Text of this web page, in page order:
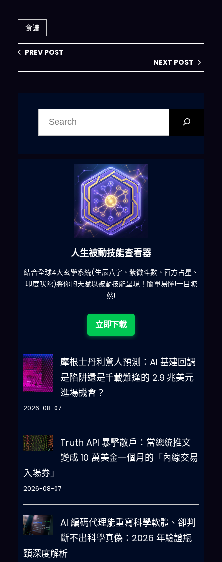
食譜
PREV POST
NEXT POST
人生被動技能查看器
結合全球4大玄學系統(生辰八字、紫微斗數、西方占星、
印度吠陀)將你的天賦以被動技能呈現！簡單易懂!一目瞭
然!
立即下載
摩根士丹利驚人預測：AI 基建回調
是陷阱還是千載難逢的 2.9 兆美元
進場機會？
2026-08-07
Truth API 暴擊散戶：當總統推文
變成 10 萬美金一個月的「內線交易
入場券」
2026-08-07
AI 編碼代理能重寫科學軟體、卻判
斷不出科學真偽：2026 年驗證瓶
頸深度解析